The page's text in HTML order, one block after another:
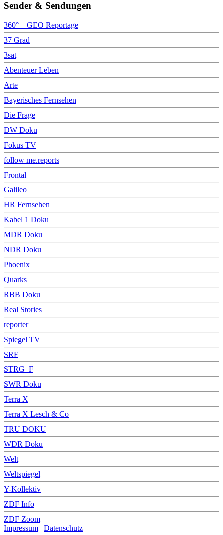
Sender & Sendungen
360° – GEO Reportage
37 Grad
3sat
Abenteuer Leben
Arte
Bayerisches Fernsehen
Die Frage
DW Doku
Fokus TV
follow me.reports
Frontal
Galileo
HR Fernsehen
Kabel 1 Doku
MDR Doku
NDR Doku
Phoenix
Quarks
RBB Doku
Real Stories
reporter
Spiegel TV
SRF
STRG_F
SWR Doku
Terra X
Terra X Lesch & Co
TRU DOKU
WDR Doku
Welt
Weltspiegel
Y-Kollektiv
ZDF Info
ZDF Zoom
Impressum | Datenschutz